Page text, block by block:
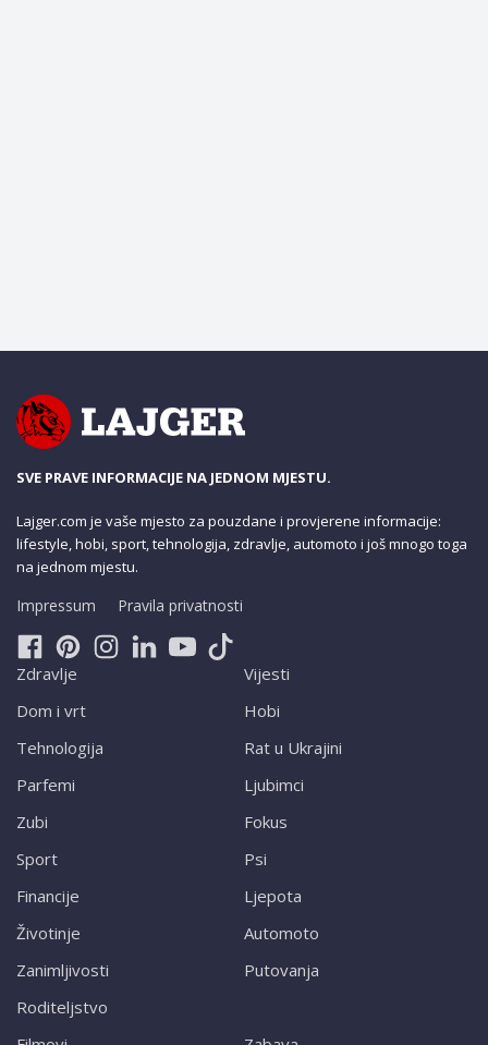
SVE PRAVE INFORMACIJE NA JEDNOM MJESTU.
Lajger.com je vaše mjesto za pouzdane i provjerene informacije:
lifestyle, hobi, sport, tehnologija, zdravlje, automoto i još mnogo toga
na jednom mjestu.
Impressum Pravila privatnosti
Zdravlje
Dom i vrt
Tehnologija
Parfemi
Zubi
Sport
Financije
Životinje
Zanimljivosti
Roditeljstvo
Vijesti
Hobi
Rat u Ukrajini
Ljubimci
Fokus
Psi
Ljepota
Automoto
Putovanja